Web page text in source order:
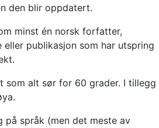
den blir oppdatert.
minst én norsk forfatter,
eller publikasjon som har utspring
som alt sør for 60 grader. I tillegg
på språk (men det meste av